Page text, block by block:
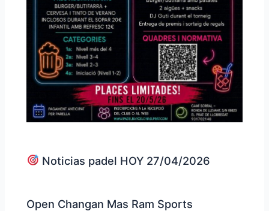
Noticias padel HOY 27/04/2026
Open Changan Mas Ram Sports